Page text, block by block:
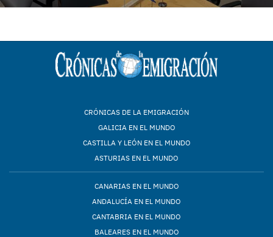
CRÓNICAS DE LA EMIGRACIÓN
GALICIA EN EL MUNDO
CASTILLA Y LEÓN EN EL MUNDO
ASTURIAS EN EL MUNDO
CANARIAS EN EL MUNDO
ANDALUCÍA EN EL MUNDO
CANTABRIA EN EL MUNDO
BALEARES EN EL MUNDO